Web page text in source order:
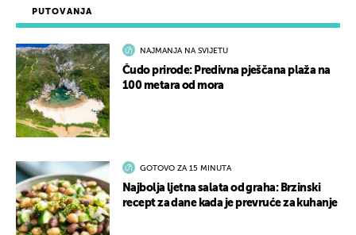
PUTOVANJA
NAJMANJA NA SVIJETU
Čudo prirode: Predivna pješčana plaža na
100 metara od mora
GOTOVO ZA 15 MINUTA
Najbolja ljetna salata od graha: Brzinski
recept za dane kada je prevruće za kuhanje